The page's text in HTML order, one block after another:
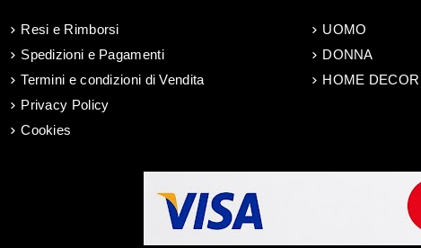
Resi e Rimborsi
Spedizioni e Pagamenti
Termini e condizioni di Vendita
Privacy Policy
Cookies
UOMO
DONNA
HOME DECOR